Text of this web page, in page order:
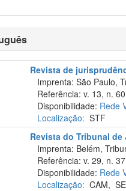
Revista de
Imprenta: São Paulo,
Referência: v. 13, n.
Disponibilidade: Rede
Localização: STF
Revista do Tribunal
Imprenta: Belém,
Referência: v. 29, n.
Disponibilidade: Rede
Localização: CAM,